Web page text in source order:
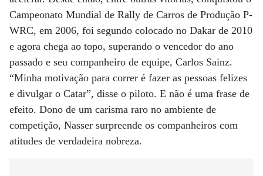
Campeonato Mundial de Rally de Carros de Produção P-
WRC, em 2006, foi segundo colocado no Dakar de 2010
e agora chega ao topo, superando o vencedor do ano
passado e seu companheiro de equipe, Carlos Sainz.
“Minha motivação para correr é fazer as pessoas felizes
e divulgar o Catar”, disse o piloto. E não é uma frase de
efeito. Dono de um carisma raro no ambiente de
competição, Nasser surpreende os companheiros com
atitudes de verdadeira nobreza.